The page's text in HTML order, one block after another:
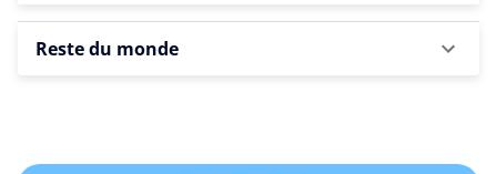
Reste du monde